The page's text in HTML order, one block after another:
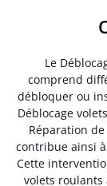
Le
comprend
débloquer ou
Déblocage
Réparation
contribue ainsi
Cette
volets roulants